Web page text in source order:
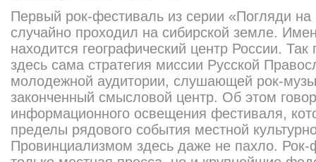
Первый рок-фестиваль из серии «Погляди
случайно проходил на сибирской земле.
находится географический центр России.
здесь сама стратегия миссии Русской
молодежной аудитории, слушающей рок-
законченный смысловой центр. Об этом
информационного освещения фестиваля,
пределы рядового события местной
Провинциализмом здесь даже не пахло.